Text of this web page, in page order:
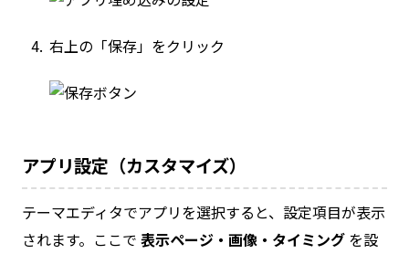
右上の「保存」をクリック
アプリ設定（カスタマイズ）
テーマエディタでアプリを選択すると、設定項目が表示
されます。ここで 表示ページ・画像・タイミング を設